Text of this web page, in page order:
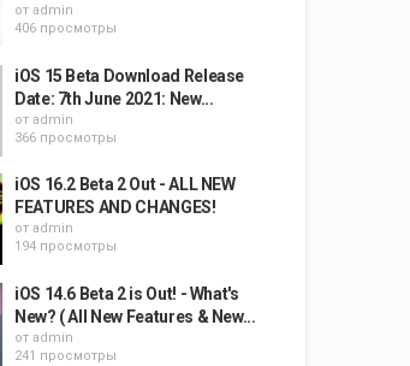
от admin
406 просмотры
iOS 15 Beta Download Release
Date: 7th June 2021: New...
от admin
366 просмотры
iOS 16.2 Beta 2 Out - ALL NEW
FEATURES AND CHANGES!
от admin
194 просмотры
iOS 14.6 Beta 2 is Out! - What's
New? ( All New Features & New...
от admin
241 просмотры